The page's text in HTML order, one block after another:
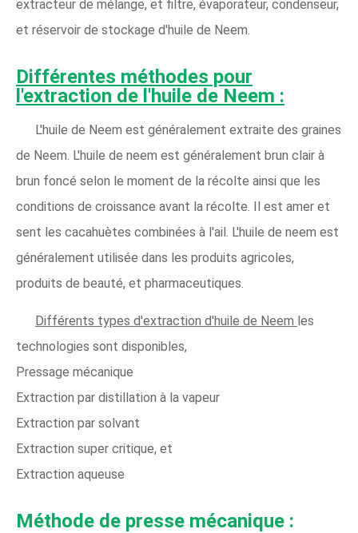
extracteur de mélange, et filtre, évaporateur, condenseur,
et réservoir de stockage d'huile de Neem.
Différentes méthodes pour
l'extraction de l'huile de Neem :
L'huile de Neem est généralement extraite des graines
de Neem. L'huile de neem est généralement brun clair à
brun foncé selon le moment de la récolte ainsi que les
conditions de croissance avant la récolte. Il est amer et
sent les cacahuètes combinées à l'ail. L'huile de neem est
généralement utilisée dans les produits agricoles,
produits de beauté, et pharmaceutiques.
Différents types d'extraction d'huile de Neem les
technologies sont disponibles,
Pressage mécanique
Extraction par distillation à la vapeur
Extraction par solvant
Extraction super critique, et
Extraction aqueuse
Méthode de presse mécanique :